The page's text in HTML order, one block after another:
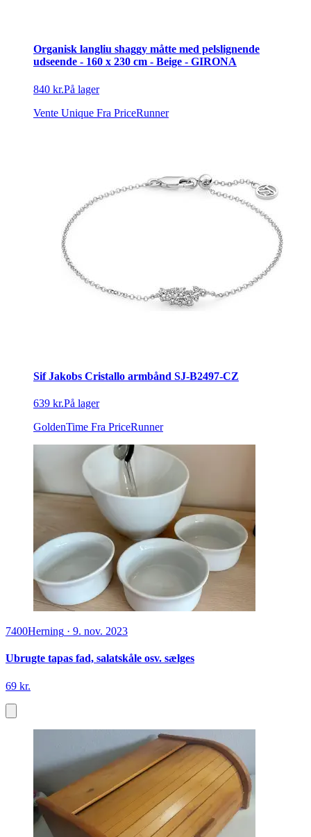
Organisk langliu shaggy måtte med pelslignende
udseende - 160 x 230 cm - Beige - GIRONA
840 kr.På lager
Vente Unique Fra PriceRunner
Sif Jakobs Cristallo armbånd SJ-B2497-CZ
639 kr.På lager
GoldenTime Fra PriceRunner
7400Herning · 9. nov. 2023
Ubrugte tapas fad, salatskåle osv. sælges
69 kr.